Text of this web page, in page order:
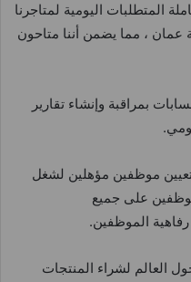
المتطلبات اليومية لمتاجرنا
عمان ، مما يضمن أننا متاحون
بمراقبة وإنشاء تقارير
موظفين مؤهلين لشغل
على جميع
الموظفين.
العالم لشراء المنتجات